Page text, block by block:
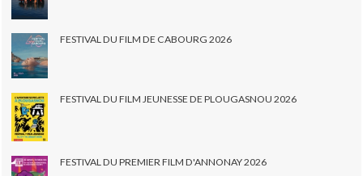
FESTIVAL DU FILM DE CABOURG 2026
FESTIVAL DU FILM JEUNESSE DE PLOUGASNOU 2026
FESTIVAL DU PREMIER FILM D'ANNONAY 2026